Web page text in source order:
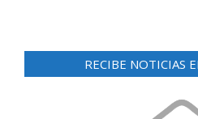
RECIBE NOTICIAS